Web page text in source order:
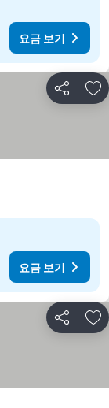
요금 보기
공유 즐
요금 보기
공유 즐